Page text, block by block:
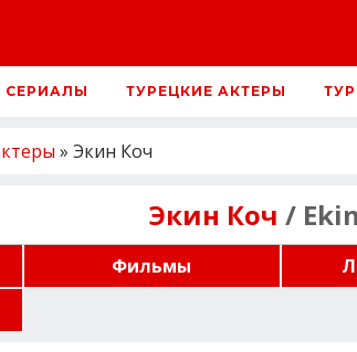
СЕРИАЛЫ ТУРЕЦКИЕ АКТЕРЫ
» Экин Коч
Экин Коч /
Фильмы